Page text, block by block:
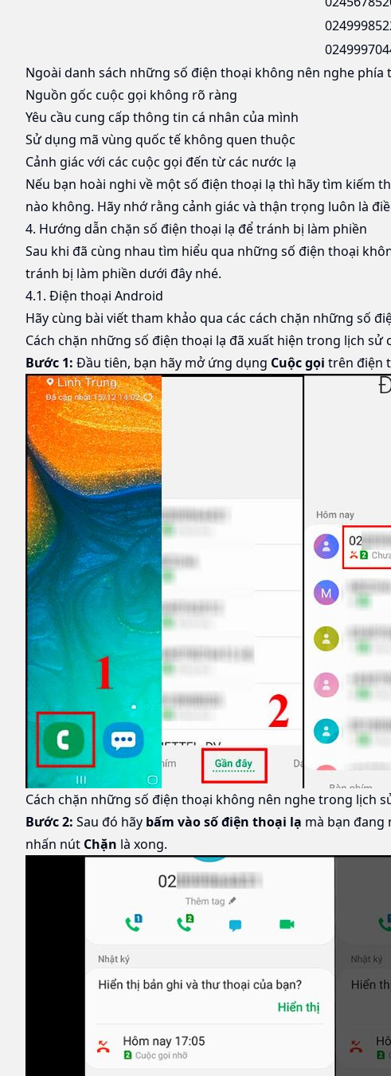
Ngoài danh sách những số điện thoại không nên nghe
Nguồn gốc cuộc gọi không rõ ràng
Yêu cầu cung cấp thông tin cá nhân của mình
Sử dụng mã vùng quốc tế không quen thuộc
Cảnh giác với các cuộc gọi đến từ các nước lạ
Nếu bạn hoài nghi về một số điện thoại lạ thì hãy tìm kiếm
nào không. Hãy nhớ rằng cảnh giác và thận trọng luôn là
4. Hướng dẫn chặn số điện thoại lạ để tránh bị làm phiền
Sau khi đã cùng nhau tìm hiểu qua những số điện thoại
tránh bị làm phiền dưới đây nhé.
4.1. Điện thoại Android
Hãy cùng bài viết tham khảo qua các cách chặn những số
Cách chặn những số điện thoại lạ đã xuất hiện trong lịch
Bước 1: Đầu tiên, bạn hãy mở ứng dụng Cuộc gọi trên điện
Cách chặn những số điện thoại không nên nghe trong lịch
Bước 2: Sau đó hãy bấm vào số điện thoại lạ mà bạn đang
nhấn nút Chặn là xong.